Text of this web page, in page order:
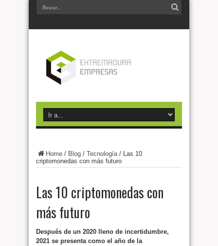
Home / Blog / Tecnología/ Las 10
criptomonedas con más futuro
Las 10 criptomonedas con
más futuro
Después de un 2020 lleno de incertidumbre,
2021 se presenta como el año de la